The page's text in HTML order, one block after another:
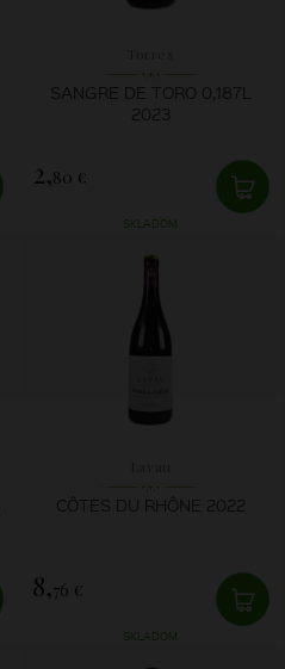
SANGRE DE TORO 0,187L
2023
2,80 €
SKLADOM
CÔTES DU RHÔNE 2022
8,76 €
SKLADOM